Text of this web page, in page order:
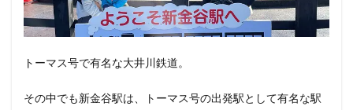
トーマス号で有名な大井川鉄道。
その中でも新金谷駅は、トーマス号の出発駅として有名な駅